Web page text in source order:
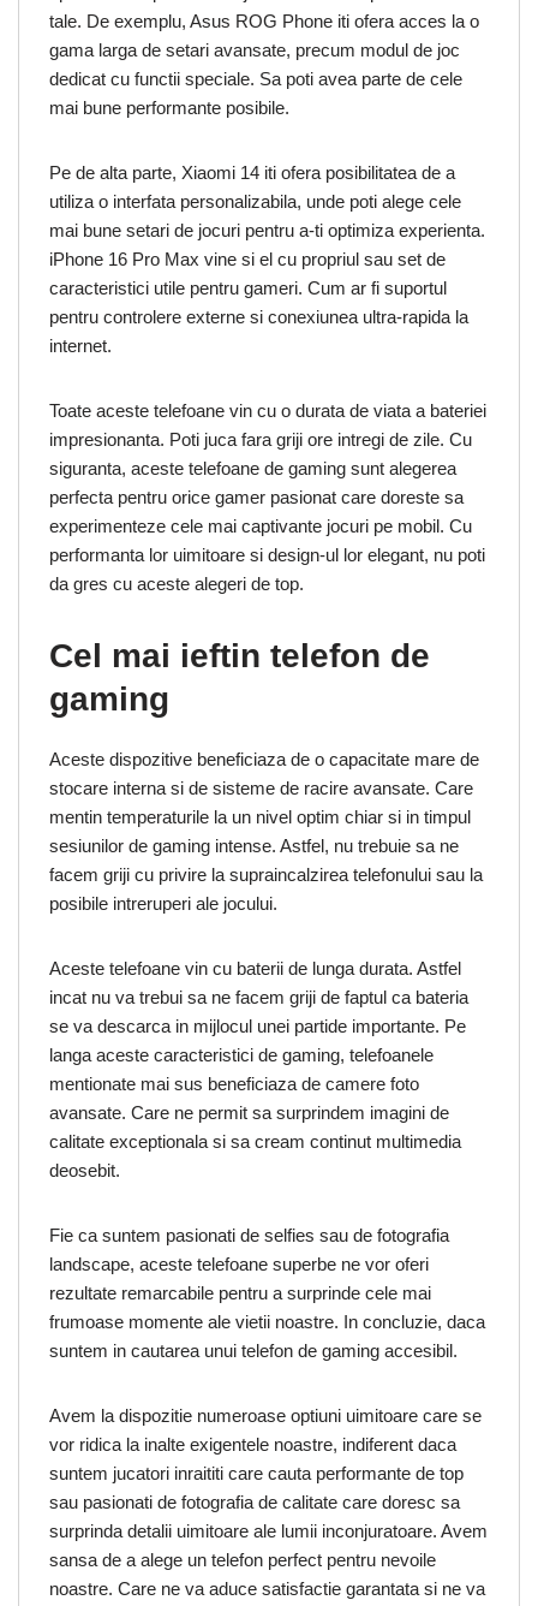
tale. De exemplu, Asus ROG Phone iti ofera acces la o
gama larga de setari avansate, precum modul de joc
dedicat cu functii speciale. Sa poti avea parte de cele
mai bune performante posibile.
Pe de alta parte, Xiaomi 14 iti ofera posibilitatea de a
utiliza o interfata personalizabila, unde poti alege cele
mai bune setari de jocuri pentru a-ti optimiza experienta.
iPhone 16 Pro Max vine si el cu propriul sau set de
caracteristici utile pentru gameri. Cum ar fi suportul
pentru controlere externe si conexiunea ultra-rapida la
internet.
Toate aceste telefoane vin cu o durata de viata a bateriei
impresionanta. Poti juca fara griji ore intregi de zile. Cu
siguranta, aceste telefoane de gaming sunt alegerea
perfecta pentru orice gamer pasionat care doreste sa
experimenteze cele mai captivante jocuri pe mobil. Cu
performanta lor uimitoare si design-ul lor elegant, nu poti
da gres cu aceste alegeri de top.
Cel mai ieftin telefon de
gaming
Aceste dispozitive beneficiaza de o capacitate mare de
stocare interna si de sisteme de racire avansate. Care
mentin temperaturile la un nivel optim chiar si in timpul
sesiunilor de gaming intense. Astfel, nu trebuie sa ne
facem griji cu privire la supraincalzirea telefonului sau la
posibile intreruperi ale jocului.
Aceste telefoane vin cu baterii de lunga durata. Astfel
incat nu va trebui sa ne facem griji de faptul ca bateria
se va descarca in mijlocul unei partide importante. Pe
langa aceste caracteristici de gaming, telefoanele
mentionate mai sus beneficiaza de camere foto
avansate. Care ne permit sa surprindem imagini de
calitate exceptionala si sa cream continut multimedia
deosebit.
Fie ca suntem pasionati de selfies sau de fotografia
landscape, aceste telefoane superbe ne vor oferi
rezultate remarcabile pentru a surprinde cele mai
frumoase momente ale vietii noastre. In concluzie, daca
suntem in cautarea unui telefon de gaming accesibil.
Avem la dispozitie numeroase optiuni uimitoare care se
vor ridica la inalte exigentele noastre, indiferent daca
suntem jucatori inraititi care cauta performante de top
sau pasionati de fotografia de calitate care doresc sa
surprinda detalii uimitoare ale lumii inconjuratoare. Avem
sansa de a alege un telefon perfect pentru nevoile
noastre. Care ne va aduce satisfactie garantata si ne va